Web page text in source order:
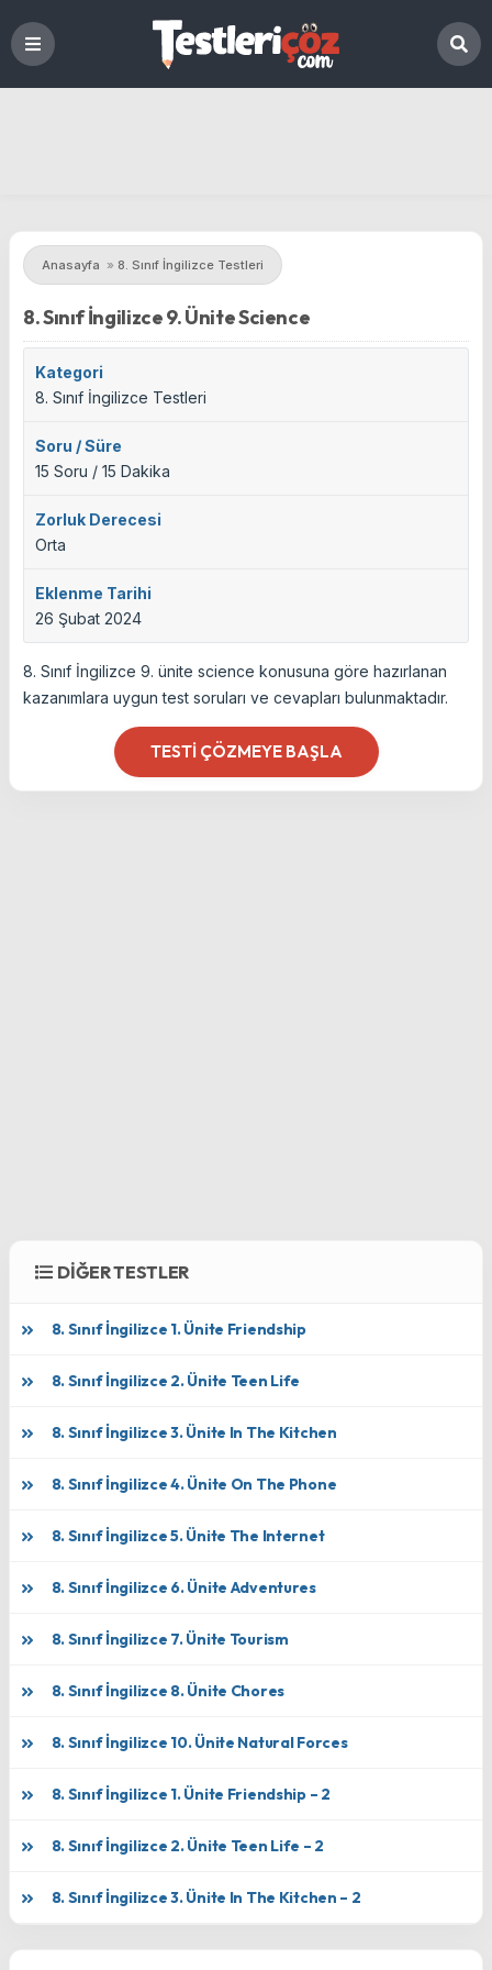
Anasayfa » 8. Sınıf İngilizce Testleri
8. Sınıf İngilizce 9. Ünite Science
Kategori
8. Sınıf İngilizce Testleri
Soru / Süre
15 Soru / 15 Dakika
Zorluk Derecesi
Orta
Eklenme Tarihi
26 Şubat 2024
8. Sınıf İngilizce 9. ünite science konusuna göre hazırlanan
kazanımlara uygun test soruları ve cevapları bulunmaktadır.
TESTI ÇÖZMEYE BAŞLA
DİĞER TESTLER
8. Sınıf İngilizce 1. Ünite Friendship
8. Sınıf İngilizce 2. Ünite Teen Life
8. Sınıf İngilizce 3. Ünite In The Kitchen
8. Sınıf İngilizce 4. Ünite On The Phone
8. Sınıf İngilizce 5. Ünite The Internet
8. Sınıf İngilizce 6. Ünite Adventures
8. Sınıf İngilizce 7. Ünite Tourism
8. Sınıf İngilizce 8. Ünite Chores
8. Sınıf İngilizce 10. Ünite Natural Forces
8. Sınıf İngilizce 1. Ünite Friendship – 2
8. Sınıf İngilizce 2. Ünite Teen Life – 2
8. Sınıf İngilizce 3. Ünite In The Kitchen – 2